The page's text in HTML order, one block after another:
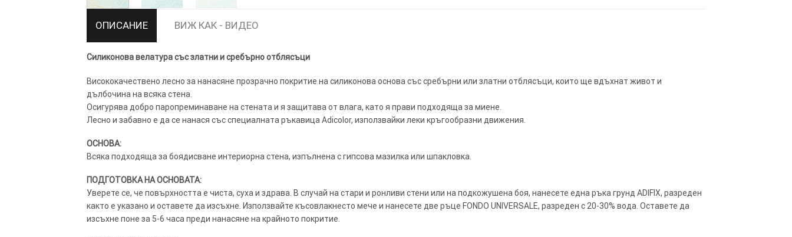
ОПИСАНИЕ ВИЖ КАК - ВИДЕО
Силиконова велатура със златни и сребърно отблясъци
Висококачествено лесно за нанасяне прозрачно покритие на силиконова основа със сребърни или златни отблясъци, които ще вдъхнат живот и
дълбочина на всяка стена.
Осигурява добро паропреминаване на стената и я защитава от влага, като я прави подходяща за миене.
Лесно и забавно е да се нанася със специалната ръкавица Adicolor, използвайки леки кръгообразни движения.
ОСНОВА:
Всяка подходяща за боядисване интериорна стена, изпълнена с гипсова мазилка или шпакловка.
ПОДГОТОВКА НА ОСНОВАТА:
Уверете се, че повърхността е чиста, суха и здрава. В случай на стари и ронливи стени или на подкожушена боя, нанесете една ръка грунд ADIFIX, разреден
както е указано и оставете да изсъхне. Използвайте късовлакнесто мече и нанесете две ръце FONDO UNIVERSALE, разреден с 20-30% вода. Оставете да
изсъхне поне за 5-6 часа преди нанасяне на крайното покритие.
ПОВЕЧЕ ИНФОРМАЦИЯ МОЖЕТЕ ДА
НАМЕРИТЕ ТУК.